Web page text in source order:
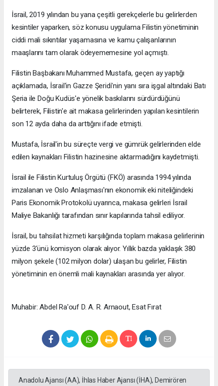
İsrail, 2019 yılından bu yana çeşitli gerekçelerle bu gelirlerden
kesintiler yaparken, söz konusu uygulama Filistin yönetiminin
ciddi mali sıkıntılar yaşamasına ve kamu çalışanlarının
maaşlarını tam olarak ödeyememesine yol açmıştı.
Filistin Başbakanı Muhammed Mustafa, geçen ay yaptığı
açıklamada, İsrail'in Gazze Şeridi'nin yanı sıra işgal altındaki Batı
Şeria ile Doğu Kudüs'e yönelik baskılarını sürdürdüğünü
belirterek, Filistin'e ait makasa gelirlerinden yapılan kesintilerin
son 12 ayda daha da arttığını ifade etmişti.
Mustafa, İsrail'in bu süreçte vergi ve gümrük gelirlerinden elde
edilen kaynakları Filistin hazinesine aktarmadığını kaydetmişti.
İsrail ile Filistin Kurtuluş Örgütü (FKÖ) arasında 1994 yılında
imzalanan ve Oslo Anlaşması'nın ekonomik eki niteliğindeki
Paris Ekonomik Protokolü uyarınca, makasa gelirleri İsrail
Maliye Bakanlığı tarafından sınır kapılarında tahsil ediliyor.
İsrail, bu tahsilat hizmeti karşılığında toplam makasa gelirlerinin
yüzde 3'ünü komisyon olarak alıyor. Yıllık bazda yaklaşık 380
milyon şekele (102 milyon dolar) ulaşan bu gelirler, Filistin
yönetiminin en önemli mali kaynakları arasında yer alıyor.
Muhabir: Abdel Ra'ouf D. A. R. Arnaout, Esat Fırat
Anadolu Ajansı (AA), İhlas Haber Ajansı (İHA), Demirören